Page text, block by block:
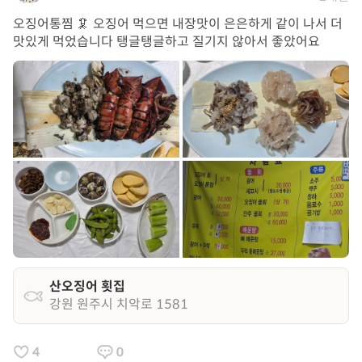
오징어통찜 🦑 오징어 먹으면 내장맛이 은은하게 같이 나서 더
맛있게 먹었습니다 탱글탱글하고 질기지 않아서 좋았어요
산오징어 횟집
강원 원주시 치악로 1581
4 0